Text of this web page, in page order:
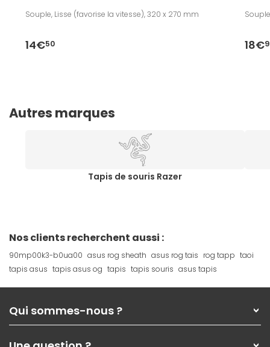
Souple, Lisse (favorise la vitesse), 320 x 270 mm
14€50 18€
Autres marques
Tapis de souris Razer
Nos clients recherchent aussi :
90mp00k3-b0ua00 asus rog sheath asus rog tais rog tapp taoi
tapis asus tapis asus og tapis tapis souris asus tapis
Qui sommes-nous ?